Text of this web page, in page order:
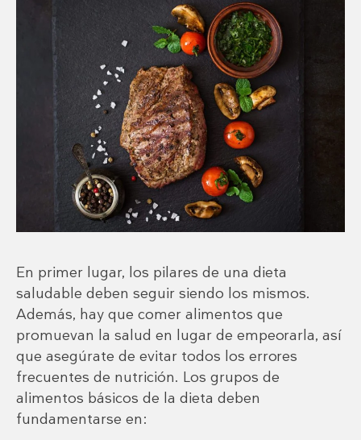
En primer lugar, los pilares de una dieta
saludable deben seguir siendo los mismos.
Además, hay que comer alimentos que
promuevan la salud en lugar de empeorarla, así
que asegúrate de evitar todos los errores
frecuentes de nutrición. Los grupos de
alimentos básicos de la dieta deben
fundamentarse en: